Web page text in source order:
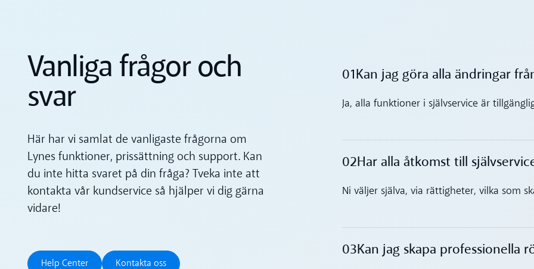
Vanliga frågor och
svar
Här har vi samlat de vanligaste frågorna om
Lynes funktioner, prissättning och support. Kan
du inte hitta svaret på din fråga? Tveka inte att
kontakta vår kundservice så hjälper vi dig gärna
vidare!
Help Center
Help Center
Kontakta oss
Kontakta oss
01Kan jag göra alla ändringar
Ja, alla funktioner i självservice är
02Har alla åtkomst till
Ni väljer själva, via rättigheter, vilka som
03Kan jag skapa professionella